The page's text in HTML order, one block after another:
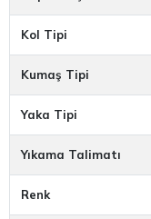
Kol Tipi
Kumaş Tipi
Yaka Tipi
Yıkama Talimatı
Renk